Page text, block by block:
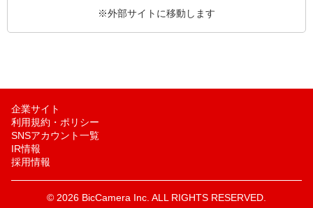
※外部サイトに移動します
企業サイト
利用規約・ポリシー
SNSアカウント一覧
IR情報
採用情報
© 2026 BicCamera Inc. ALL RIGHTS RESERVED.